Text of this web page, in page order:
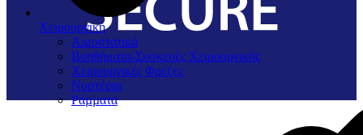
Χειρουργική
Αιμοστατικά
Βοηθήματα-Συσκευές Χειρουργικής
Χειρουργικές Φρέζες
Νυστέρια
Ράµµατα